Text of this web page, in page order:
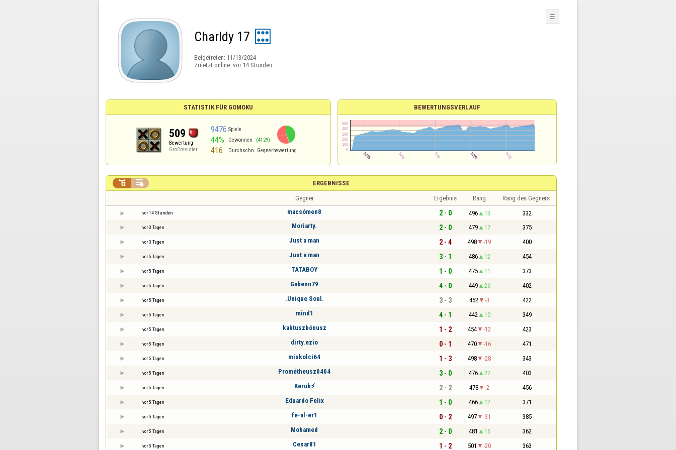
Charldy 17
Beigetreten: 11/13/2024
Zuletzt online: vor 14 Stunden
☰
STATISTIK FÜR GOMOKU
509
Bewertung
Großmeister
9476 Spiele
44% Gewonnen (4129)
416 Durchschn. Gegnerbewertung
BEWERTUNGSVERLAUF
ERGEBNISSE
 
Gegner Ergebnis Rang Rang des Gegners
vor 14 Stunden macsómen8 2 - 0 496 13 332
vor 3 Tagen Moriarty. 2 - 0 479 17 375
vor 3 Tagen Just a man 2 - 4 498 -19 400
vor 5 Tagen Just a man 3 - 1 486 12 454
vor 5 Tagen TATABOY 1 - 0 475 11 373
vor 5 Tagen Gabenn79 4 - 0 449 26 402
vor 5 Tagen .Unique Soul. 3 - 3 452 -3 422
vor 5 Tagen mind1 4 - 1 442 10 349
vor 5 Tagen kaktuszbónusz 1 - 2 454 -12 423
vor 5 Tagen dirty.ezio 0 - 1 470 -16 471
vor 5 Tagen miskolci64 1 - 3 498 -28 343
vor 5 Tagen Prométheusz0404 3 - 0 476 22 403
vor 5 Tagen Kerub⚡ 2 - 2 478 -2 456
vor 5 Tagen Eduardo Felix 1 - 0 466 12 371
vor 5 Tagen fe-al-er1 0 - 2 497 -31 385
vor 5 Tagen Mohamed 2 - 0 481 16 362
vor 5 Tagen Cesar81 1 - 2 501 -20 363